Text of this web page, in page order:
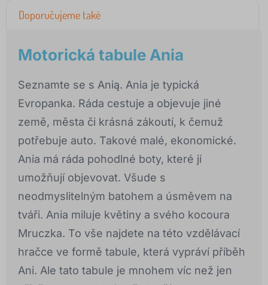
Doporučujeme také
Motorická tabule Ania
Seznamte se s Anią. Ania je typická
Evropanka. Ráda cestuje a objevuje jiné
země, města či krásná zákoutí, k čemuž
potřebuje auto. Takové malé, ekonomické.
Ania má ráda pohodlné boty, které jí
umožňují objevovat. Všude s
neodmyslitelným batohem a úsměvem na
tváři. Ania miluje květiny a svého kocoura
Mruczka. To vše najdete na této vzdělávací
hračce ve formě tabule, která vypráví příběh
Ani. Ale tato tabule je mnohem víc než jen